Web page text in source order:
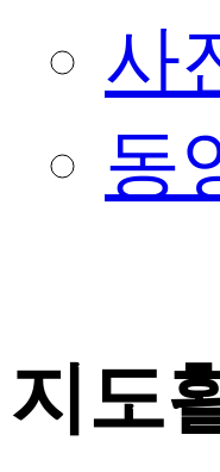
사
동
지도